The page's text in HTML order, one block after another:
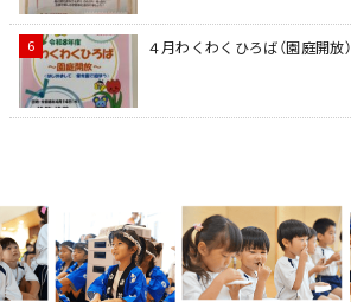
４月わくわくひろば（園庭開放）